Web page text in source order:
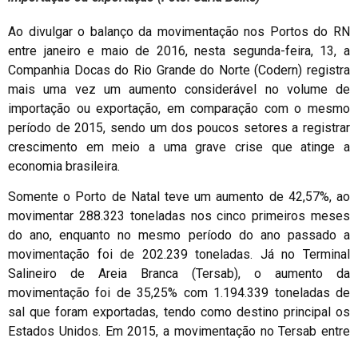
Ao divulgar o balanço da movimentação nos Portos do RN
entre janeiro e maio de 2016, nesta segunda-feira, 13, a
Companhia Docas do Rio Grande do Norte (Codern) registra
mais uma vez um aumento considerável no volume de
importação ou exportação, em comparação com o mesmo
período de 2015, sendo um dos poucos setores a registrar
crescimento em meio a uma grave crise que atinge a
economia brasileira.
Somente o Porto de Natal teve um aumento de 42,57%, ao
movimentar 288.323 toneladas nos cinco primeiros meses
do ano, enquanto no mesmo período do ano passado a
movimentação foi de 202.239 toneladas. Já no Terminal
Salineiro de Areia Branca (Tersab), o aumento da
movimentação foi de 35,25% com 1.194.339 toneladas de
sal que foram exportadas, tendo como destino principal os
Estados Unidos. Em 2015, a movimentação no Tersab entre